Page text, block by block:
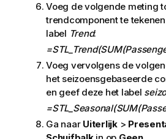
Voeg de volgende meting
trendcomponent te
label Trend:
Voeg vervolgens de
het seizoensgebaseerde
en geef deze het label
Ga naar Uiterlijk>